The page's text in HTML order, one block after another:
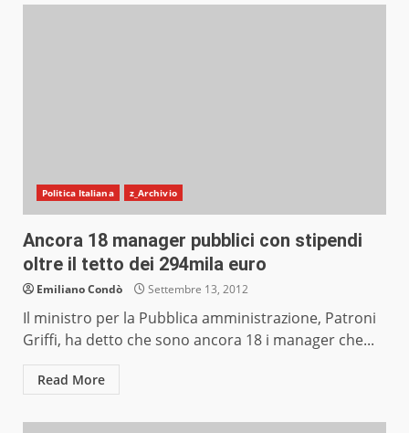
Politica Italiana z_Archivio
Ancora 18 manager pubblici con stipendi
oltre il tetto dei 294mila euro
Emiliano Condò Settembre 13, 2012
Il ministro per la Pubblica amministrazione, Patroni
Griffi, ha detto che sono ancora 18 i manager che...
Read More